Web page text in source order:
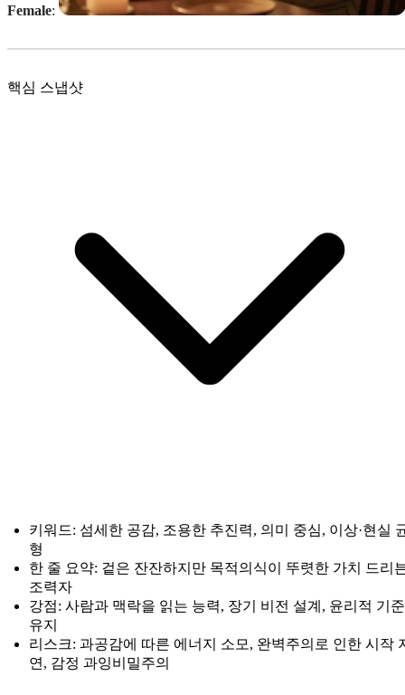
Female:
핵심 스냅샷
키워드: 섬세한 공감, 조용한 추진력, 의미 중심, 이상·현실
형
한 줄 요약: 겉은 잔잔하지만 목적의식이 뚜렷한 가치 드리
조력자
강점: 사람과 맥락을 읽는 능력, 장기 비전 설계, 윤리적 기준
유지
리스크: 과공감에 따른 에너지 소모, 완벽주의로 인한 시작
연, 감정 과잉비밀주의